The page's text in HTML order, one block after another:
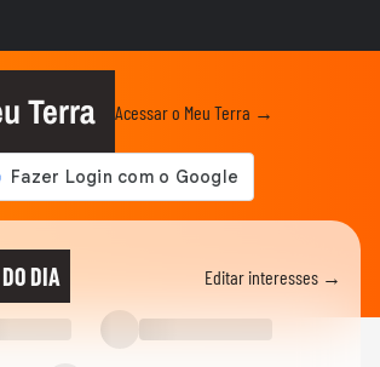
SC registra ao menos 19 cidades com
temperaturas negativas; vídeo...
Papagaio sobrevive por uma semana sob
escombros de prédio e é...
Vazão das Cataratas do Iguaçu está 4
Terra Acessar o Meu Terra →
DIA Editar interesses →